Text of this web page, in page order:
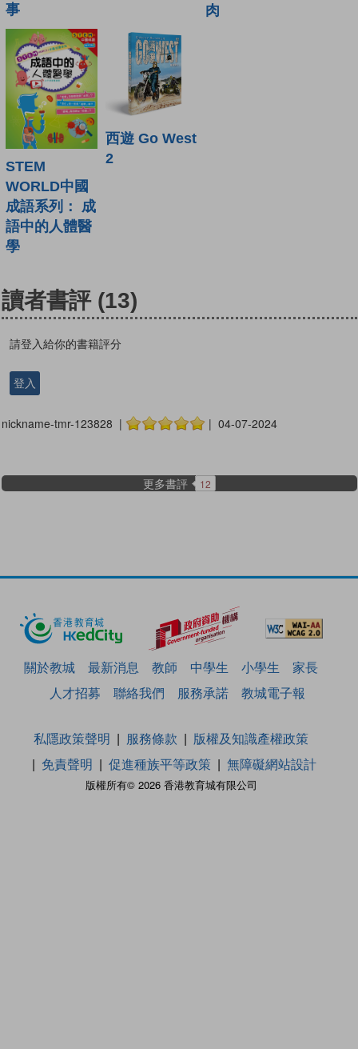
事
肉
STEM
WORLD中國
成語系列： 成
語中的人體醫
學
西遊 Go West
2
讀者書評 (13)
請登入給你的書籍評分
登入
nickname-tmr-123828 | | 04-07-2024
更多書評 12
關於教城 最新消息 教師 中學生 小學生
家長
人才招募
聯絡我們 服務承諾 教城電子報
版權所有© 2026 香港教育城有限公司
私隱政策聲明 服務條款
版權及知識產權政策
免責聲明
促進種族平等政策 無障礙網站設計